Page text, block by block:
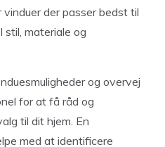
der passer bedst til
stil, materiale og
og overvej
for at få råd og
til dit hjem. En
med at identificere